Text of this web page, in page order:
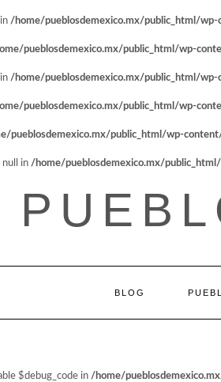
/home/pueblosdemexico.mx/public_html/
pueblosdemexico.mx/public_html/wp-
/home/pueblosdemexico.mx/public_html/
pueblosdemexico.mx/public_html/wp-
pueblosdemexico.mx/public_html/wp-
in /home/pueblosdemexico.mx/
BLOG
$debug_code in /home/